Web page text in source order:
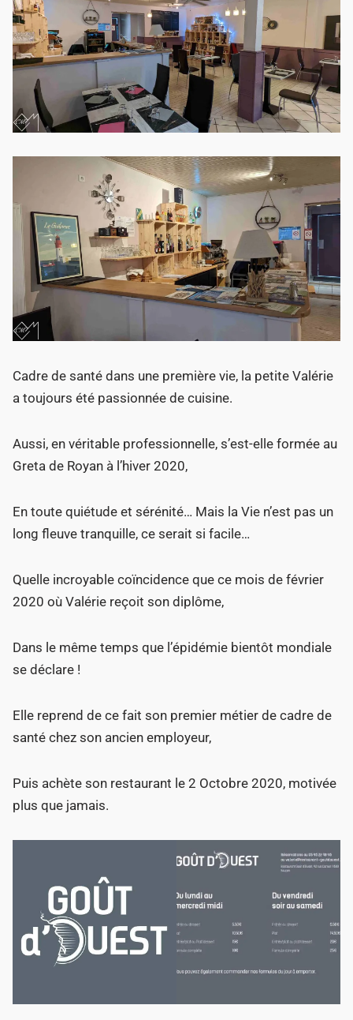
Cadre de santé dans une première vie, la petite Valérie
a toujours été passionnée de cuisine.
Aussi, en véritable professionnelle, s’est-elle formée au
Greta de Royan à l’hiver 2020,
En toute quiétude et sérénité… Mais la Vie n’est pas un
long fleuve tranquille, ce serait si facile…
Quelle incroyable coïncidence que ce mois de février
2020 où Valérie reçoit son diplôme,
Dans le même temps que l’épidémie bientôt mondiale
se déclare !
Elle reprend de ce fait son premier métier de cadre de
santé chez son ancien employeur,
Puis achète son restaurant le 2 Octobre 2020, motivée
plus que jamais.